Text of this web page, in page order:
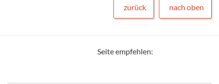
zurück nach oben
Seite empfehlen: